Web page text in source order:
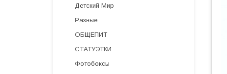
Детский Мир
Разные
ОБЩЕПИТ
СТАТУЭТКИ
Фотобоксы